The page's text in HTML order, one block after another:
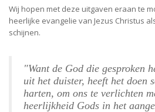
Wij hopen met deze uitgaven eraan te
heerlijke evangelie van Jezus Christus
schijnen.
"Want de God die gesproken
uit het duister, heeft het doen
harten, om ons te verlichten
heerlijkheid Gods in het